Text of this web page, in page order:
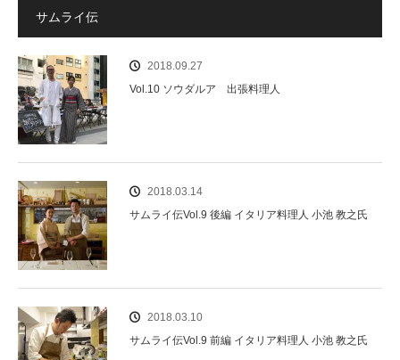
サムライ伝
2018.09.27
Vol.10 ソウダルア 出張料理人
2018.03.14
サムライ伝Vol.9 後編 イタリア料理人 小池 教之氏
2018.03.10
サムライ伝Vol.9 前編 イタリア料理人 小池 教之氏